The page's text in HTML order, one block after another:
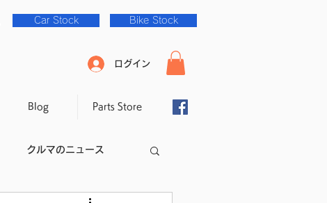
Car Stock Bike Stock
ログイン
Blog Parts Store
クルマのニュース